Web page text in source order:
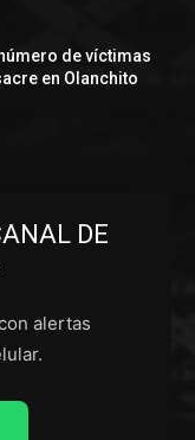
de víctimas
en Olanchito
DE
alertas